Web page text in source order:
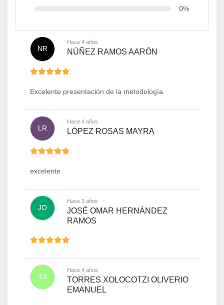
0%
NR
Hace 4 años
NÚÑEZ RAMOS AARÓN
Excelente presentación de la metodología
LR
Hace 4 años
LÓPEZ ROSAS MAYRA
excelente
JO
Hace 3 años
JOSÉ OMAR HERNÁNDEZ
RAMOS
TX
Hace 4 años
TORRES XOLOCOTZI OLIVERIO
EMANUEL